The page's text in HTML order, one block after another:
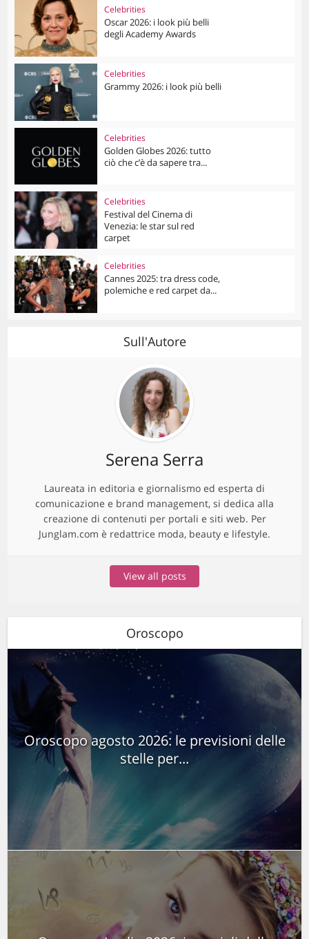
Celebrities
Oscar 2026: i look più belli
degli Academy Awards
Celebrities
Grammy 2026: i look più belli
Celebrities
Golden Globes 2026: tutto
ciò che c’è da sapere tra...
Celebrities
Festival del Cinema di
Venezia: le star sul red
carpet
Celebrities
Cannes 2025: tra dress code,
polemiche e red carpet da...
Sull'Autore
Serena Serra
Laureata in editoria e giornalismo ed esperta di
comunicazione e brand management, si dedica alla
creazione di contenuti per portali e siti web. Per
Junglam.com è redattrice moda, beauty e lifestyle.
View all posts
Oroscopo
Oroscopo agosto 2026: le previsioni delle
stelle per...